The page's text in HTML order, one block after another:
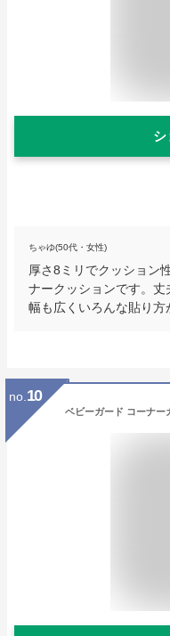
シ
ちゃゆ(50代・女性)
厚さ8ミリでクッション
ナークッションです。丈
幅も広くいろんな貼り方
no. 10